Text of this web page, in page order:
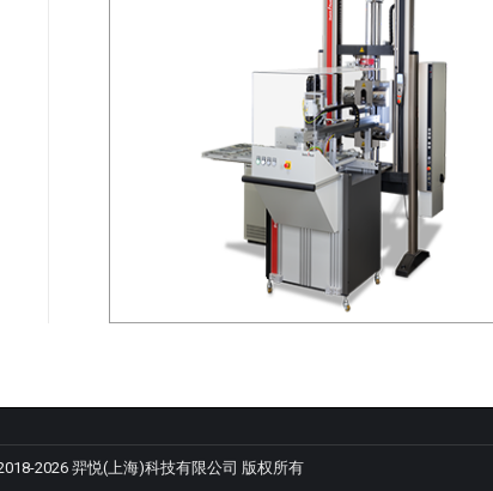
2026 羿悦(上海)科技有限公司 版权所有